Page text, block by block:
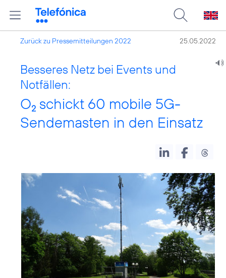
Zurück zu Pressemitteilungen 2022 25.05.2022
Besseres Netz bei Events und
Notfällen:
O2 schickt 60 mobile 5G-
Sendemasten in den Einsatz